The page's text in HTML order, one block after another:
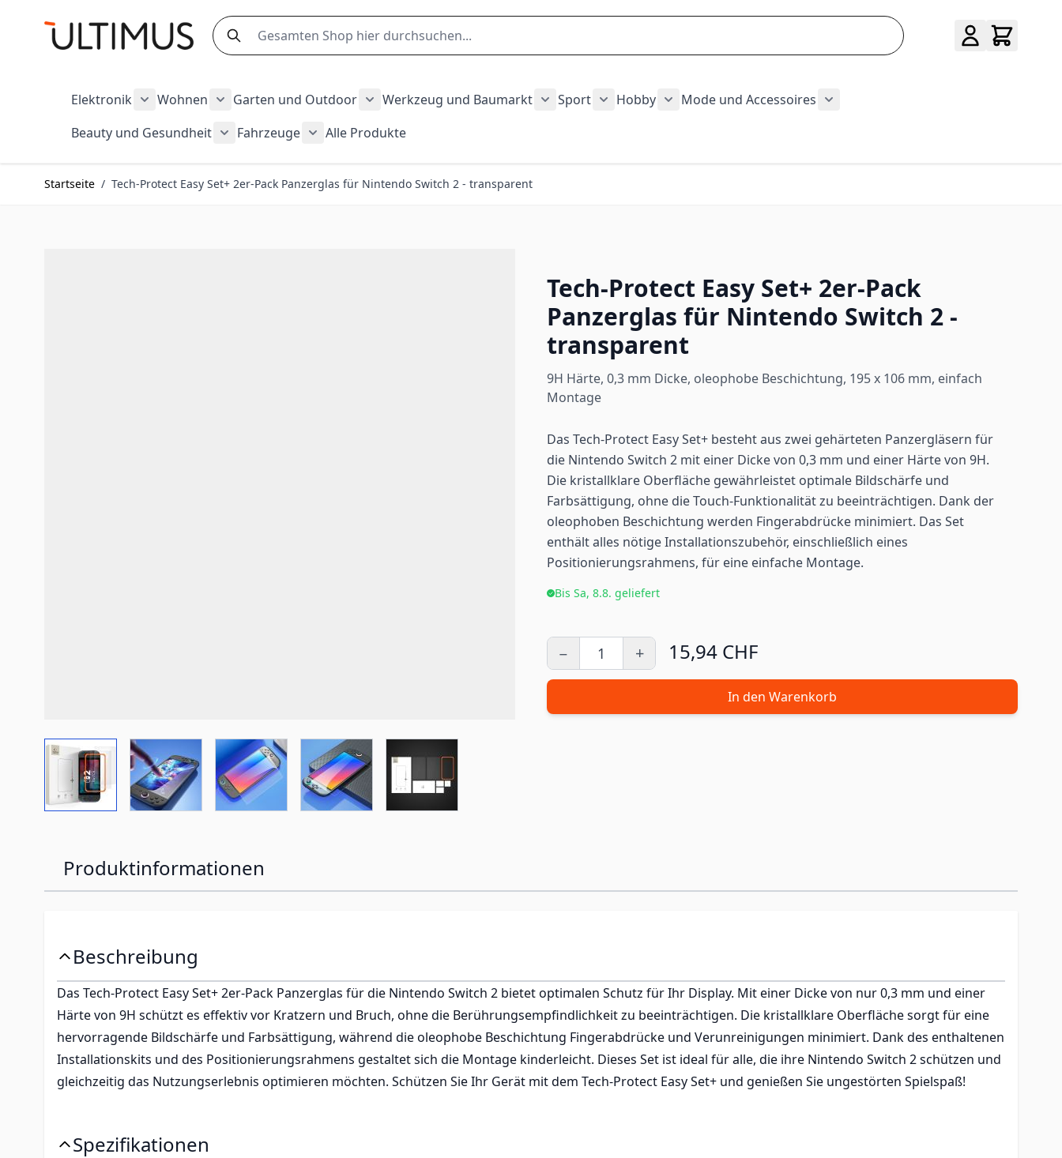
Search
Elektronik
Wohnen
Garten und Outdoor
Werkzeug und Baumarkt
Sport
Hobby
Mode und Accessoires
Beauty und Gesundheit
Fahrzeuge
Alle Produkte
Startseite / Tech-Protect Easy Set+ 2er-Pack Panzerglas für Nintendo Switch 2 - transparent
Tech-Protect Easy Set+ 2er-Pack
Panzerglas für Nintendo Switch 2 -
transparent
View larger imageView larger imageView larger imageView larger image
9H Härte, 0,3 mm Dicke, oleophobe Beschichtung, 195 x 106 mm, einfach
Montage
Das Tech-Protect Easy Set+ besteht aus zwei gehärteten Panzergläsern für
die Nintendo Switch 2 mit einer Dicke von 0,3 mm und einer Härte von 9H.
Die kristallklare Oberfläche gewährleistet optimale Bildschärfe und
Farbsättigung, ohne die Touch-Funktionalität zu beeinträchtigen. Dank der
oleophoben Beschichtung werden Fingerabdrücke minimiert. Das Set
enthält alles nötige Installationszubehör, einschließlich eines
Positionierungsrahmens, für eine einfache Montage.
Bis Sa, 8.8. geliefert
Menge
− + 15,94 CHF
In den Warenkorb
Produktinformationen
Beschreibung
Das Tech-Protect Easy Set+ 2er-Pack Panzerglas für die Nintendo Switch 2 bietet optimalen Schutz für Ihr Display. Mit einer Dicke von nur 0,3 mm und einer
Härte von 9H schützt es effektiv vor Kratzern und Bruch, ohne die Berührungsempfindlichkeit zu beeinträchtigen. Die kristallklare Oberfläche sorgt für eine
hervorragende Bildschärfe und Farbsättigung, während die oleophobe Beschichtung Fingerabdrücke und Verunreinigungen minimiert. Dank des enthaltenen
Installationskits und des Positionierungsrahmens gestaltet sich die Montage kinderleicht. Dieses Set ist ideal für alle, die ihre Nintendo Switch 2 schützen und
gleichzeitig das Nutzungserlebnis optimieren möchten. Schützen Sie Ihr Gerät mit dem Tech-Protect Easy Set+ und genießen Sie ungestörten Spielspaß!
Spezifikationen